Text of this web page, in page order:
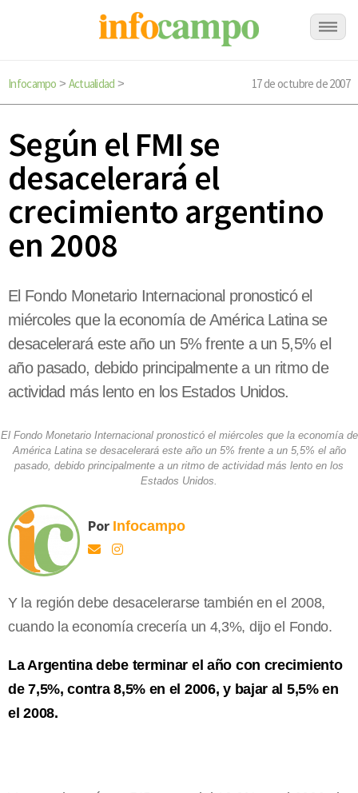
Infocampo > Actualidad > 17 de octubre de 2007
Según el FMI se
desacelerará el
crecimiento argentino
en 2008
El Fondo Monetario Internacional pronosticó el
miércoles que la economía de América Latina se
desacelerará este año un 5% frente a un 5,5% el
año pasado, debido principalmente a un ritmo de
actividad más lento en los Estados Unidos.
El Fondo Monetario Internacional pronosticó el miércoles que la economía de
América Latina se desacelerará este año un 5% frente a un 5,5% el año
pasado, debido principalmente a un ritmo de actividad más lento en los
Estados Unidos.
Por Infocampo
Y la región debe desacelerarse también en el 2008,
cuando la economía crecería un 4,3%, dijo el Fondo.
La Argentina debe terminar el año con crecimiento
de 7,5%, contra 8,5% en el 2006, y bajar al 5,5% en
el 2008.